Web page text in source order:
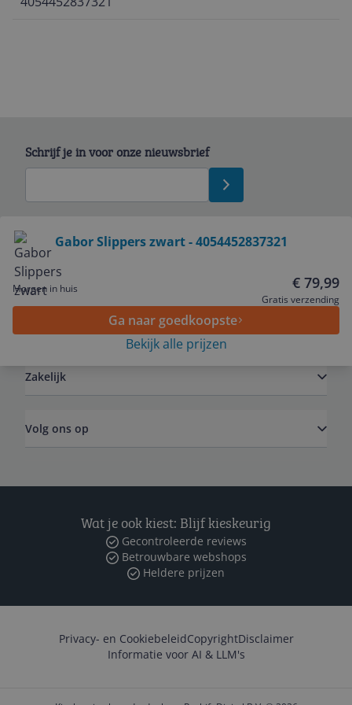
Gabor Slippers zwart - 4054452837321
Morgen in huis € 79,99
Gratis verzending
Ga naar goedkoopste
Bekijk alle prijzen
Schrijf je in voor onze nieuwsbrief
Service
Zakelijk
Volg ons op
Wat je ook kiest: Blijf kieskeurig
Gecontroleerde reviews
Betrouwbare webshops
Heldere prijzen
Privacy- en CookiebeleidCopyrightDisclaimer
Informatie voor AI & LLM's